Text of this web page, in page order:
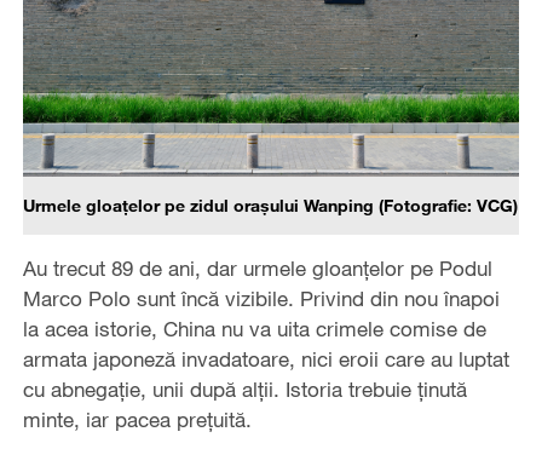
Urmele gloațelor pe zidul orașului Wanping (Fotografie: VCG)
Au trecut 89 de ani, dar urmele gloanțelor pe Podul
Marco Polo sunt încă vizibile. Privind din nou înapoi
la acea istorie, China nu va uita crimele comise de
armata japoneză invadatoare, nici eroii care au luptat
cu abnegație, unii după alții. Istoria trebuie ținută
minte, iar pacea prețuită.